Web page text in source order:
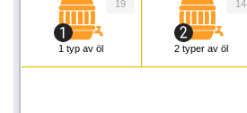
1 typ av öl
19
2 typer av öl
14